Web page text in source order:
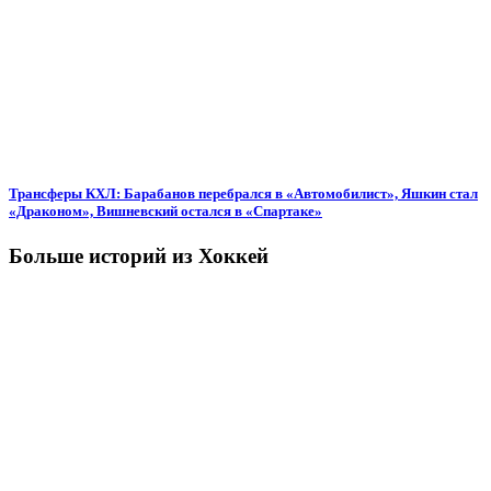
Трансферы КХЛ: Барабанов перебрался в «Автомобилист», Яшкин стал
«Драконом», Вишневский остался в «Спартаке»
Больше историй из Хоккей